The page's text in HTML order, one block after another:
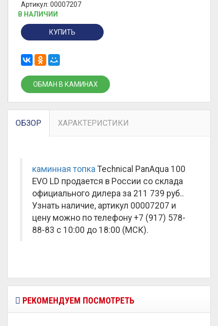
Артикул: 00007207
В НАЛИЧИИ
КУПИТЬ
ОБМАН В КАМИНАХ
ОБЗОР ХАРАКТЕРИСТИКИ
каминная топка Technical PanAqua 100
EVO LD продается в России со склада
официального дилера за 211 739 руб..
Узнать наличие, артикул 00007207 и
цену можно по телефону +7 (917) 578-
88-83 с 10:00 до 18:00 (МСК).
РЕКОМЕНДУЕМ ПОСМОТРЕТЬ